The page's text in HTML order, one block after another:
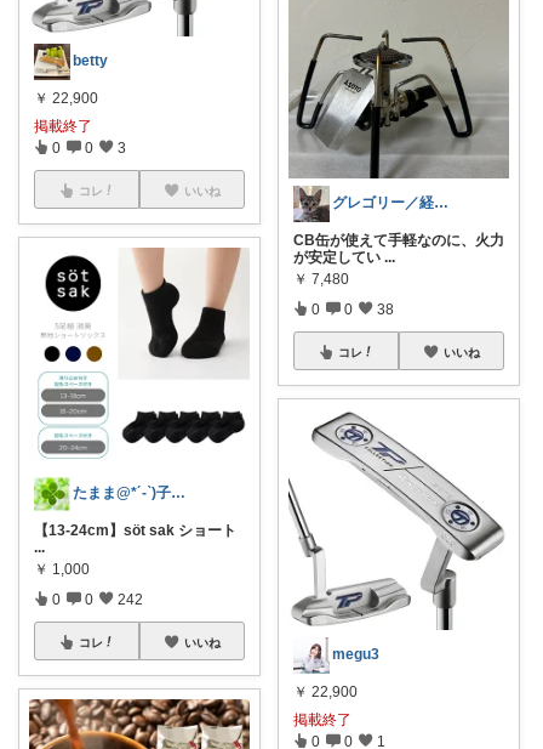
betty
￥ 22,900
掲載終了
0 0 3
コレ いいね
たまま@*´-`)子ども用品/日用品
【13-24cm】söt sak ショート
...
￥ 1,000
0 0 242
コレ いいね
グレゴリー／経由購入感謝です💕
CB缶が使えて手軽なのに、火力
が安定してい ...
￥ 7,480
0 0 38
コレ いいね
megu3
￥ 22,900
掲載終了
0 0 1